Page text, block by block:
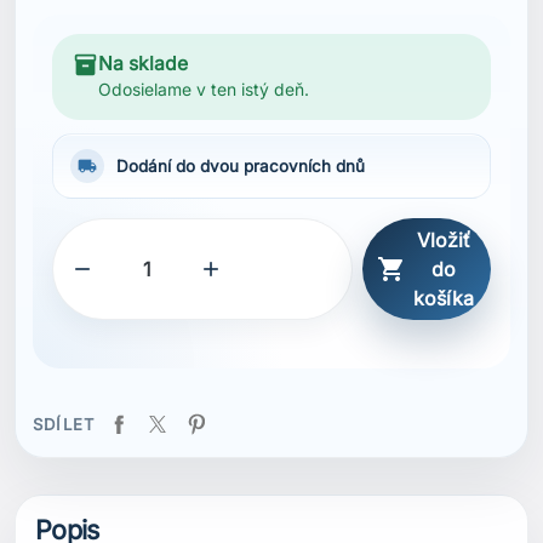
Popis
Vlastnosti
Přední léga na knoflíky
Žebrovaný límec pro větší pohodlí
HH® logo natištěné na rukávu